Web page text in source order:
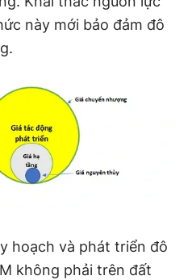
này mới bảo đảm đô
hoạch và phát triển đô
không phải trên đất